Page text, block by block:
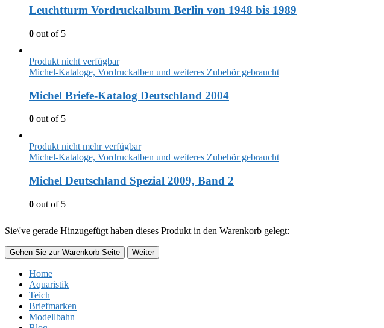
Leuchtturm Vordruckalbum Berlin von 1948 bis 1989
0 out of 5
Produkt nicht verfügbar
Michel-Kataloge, Vordruckalben und weiteres Zubehör gebraucht
Michel Briefe-Katalog Deutschland 2004
0 out of 5
Produkt nicht mehr verfügbar
Michel-Kataloge, Vordruckalben und weiteres Zubehör gebraucht
Michel Deutschland Spezial 2009, Band 2
0 out of 5
Sie\'ve gerade Hinzugefügt haben dieses Produkt in den Warenkorb gelegt:
Gehen Sie zur Warenkorb-Seite Weiter
Home
Aquaristik
Teich
Briefmarken
Modellbahn